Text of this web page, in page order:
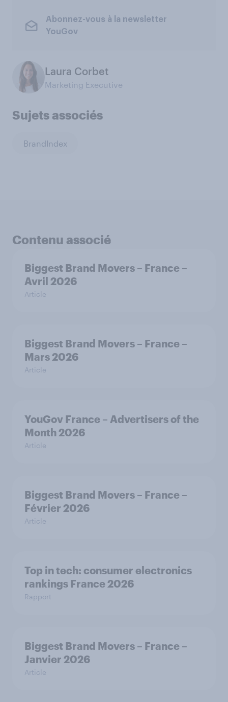
Abonnez-vous à la newsletter
YouGov
Laura Corbet
Marketing Executive
Sujets associés
BrandIndex
Contenu associé
Biggest Brand Movers – France –
Avril 2026
Article
Biggest Brand Movers – France –
Mars 2026
Article
YouGov France – Advertisers of the
Month 2026
Article
Biggest Brand Movers – France –
Février 2026
Article
Top in tech: consumer electronics
rankings France 2026
Rapport
Biggest Brand Movers – France –
Janvier 2026
Article